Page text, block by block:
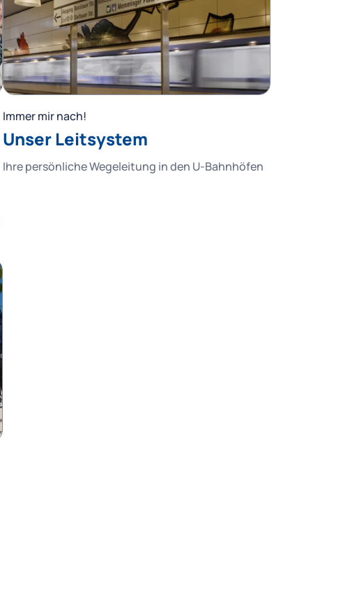
Immer mir nach!
Unser Leitsystem
Ihre persönliche Wegeleitung in den U-Bahnhöfen